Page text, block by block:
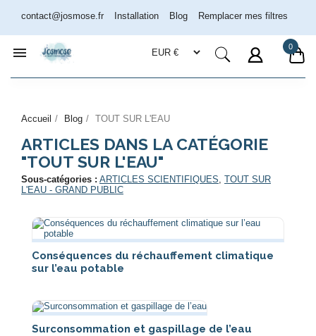
contact@josmose.fr Installation Blog Remplacer mes filtres
 0
Accueil Blog TOUT SUR L'EAU
ARTICLES DANS LA CATÉGORIE
"TOUT SUR L'EAU"
Sous-catégories : ARTICLES SCIENTIFIQUES, TOUT SUR
L'EAU - GRAND PUBLIC
Conséquences du réchauffement climatique
sur l’eau potable
Surconsommation et gaspillage de l’eau